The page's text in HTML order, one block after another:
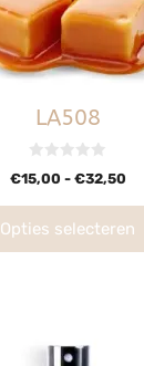
LA508
0
v
n
5
€15,00 - €32,50
Opties selecteren